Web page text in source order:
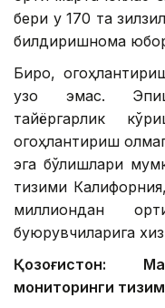
бери у 170 та
билдиришнома
Бироқ,
узоқ эмас.
тайёргарлик
огоҳлантириш
эга бўлишлари
тизими
миллиондан
буюрувчиларига
Қозоғистон:
мониторинги